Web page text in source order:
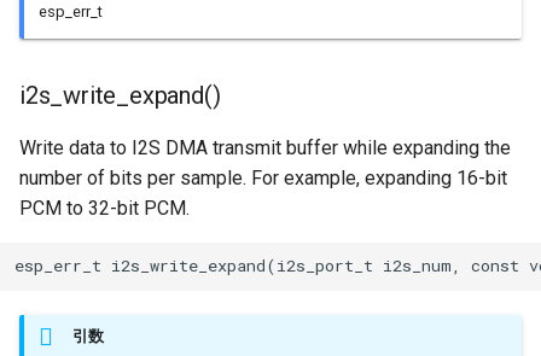
Printable
Ringbuffer
SPIFFSImpl
esp_err_t
i2s_write_expand()
Write data to I2S DMA transmit buffer while expanding the
number of bits per sample. For example, expanding 16-bit
PCM to 32-bit PCM.
esp_err_t i2s_write_expand(i2s_port_t i2s_num,
引数